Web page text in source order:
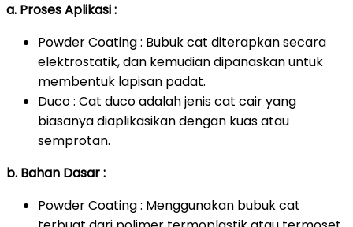
a. Proses Aplikasi :
Powder Coating : Bubuk cat diterapkan secara
elektrostatik, dan kemudian dipanaskan untuk
membentuk lapisan padat.
Duco : Cat duco adalah jenis cat cair yang
biasanya diaplikasikan dengan kuas atau
semprotan.
b. Bahan Dasar :
Powder Coating : Menggunakan bubuk cat